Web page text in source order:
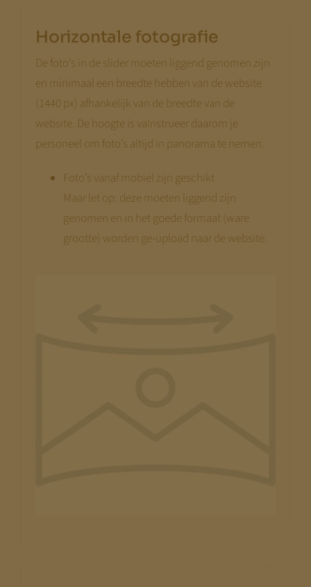
Horizontale fotografie
De foto’s in de slider moeten liggend genomen zijn
en minimaal een breedte hebben van de website
(1440 px) afhankelijk van de breedte van de
website. De hoogte is vaInstrueer daarom je
personeel om foto’s altijd in panorama te nemen.
Foto’s vanaf mobiel zijn geschikt
Maar let op: deze moeten liggend zijn
genomen en in het goede formaat (ware
grootte) worden ge-upload naar de website.